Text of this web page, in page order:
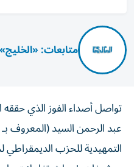
متابعات: «الخليج»
تواصل أصداء الفوز الذي
عبد الرحمن السيد (المعروف
التمهيدية للحزب